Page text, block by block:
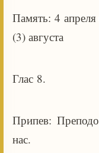
Память: 4
(3) августа
Глас 8.
Припев:
нас.